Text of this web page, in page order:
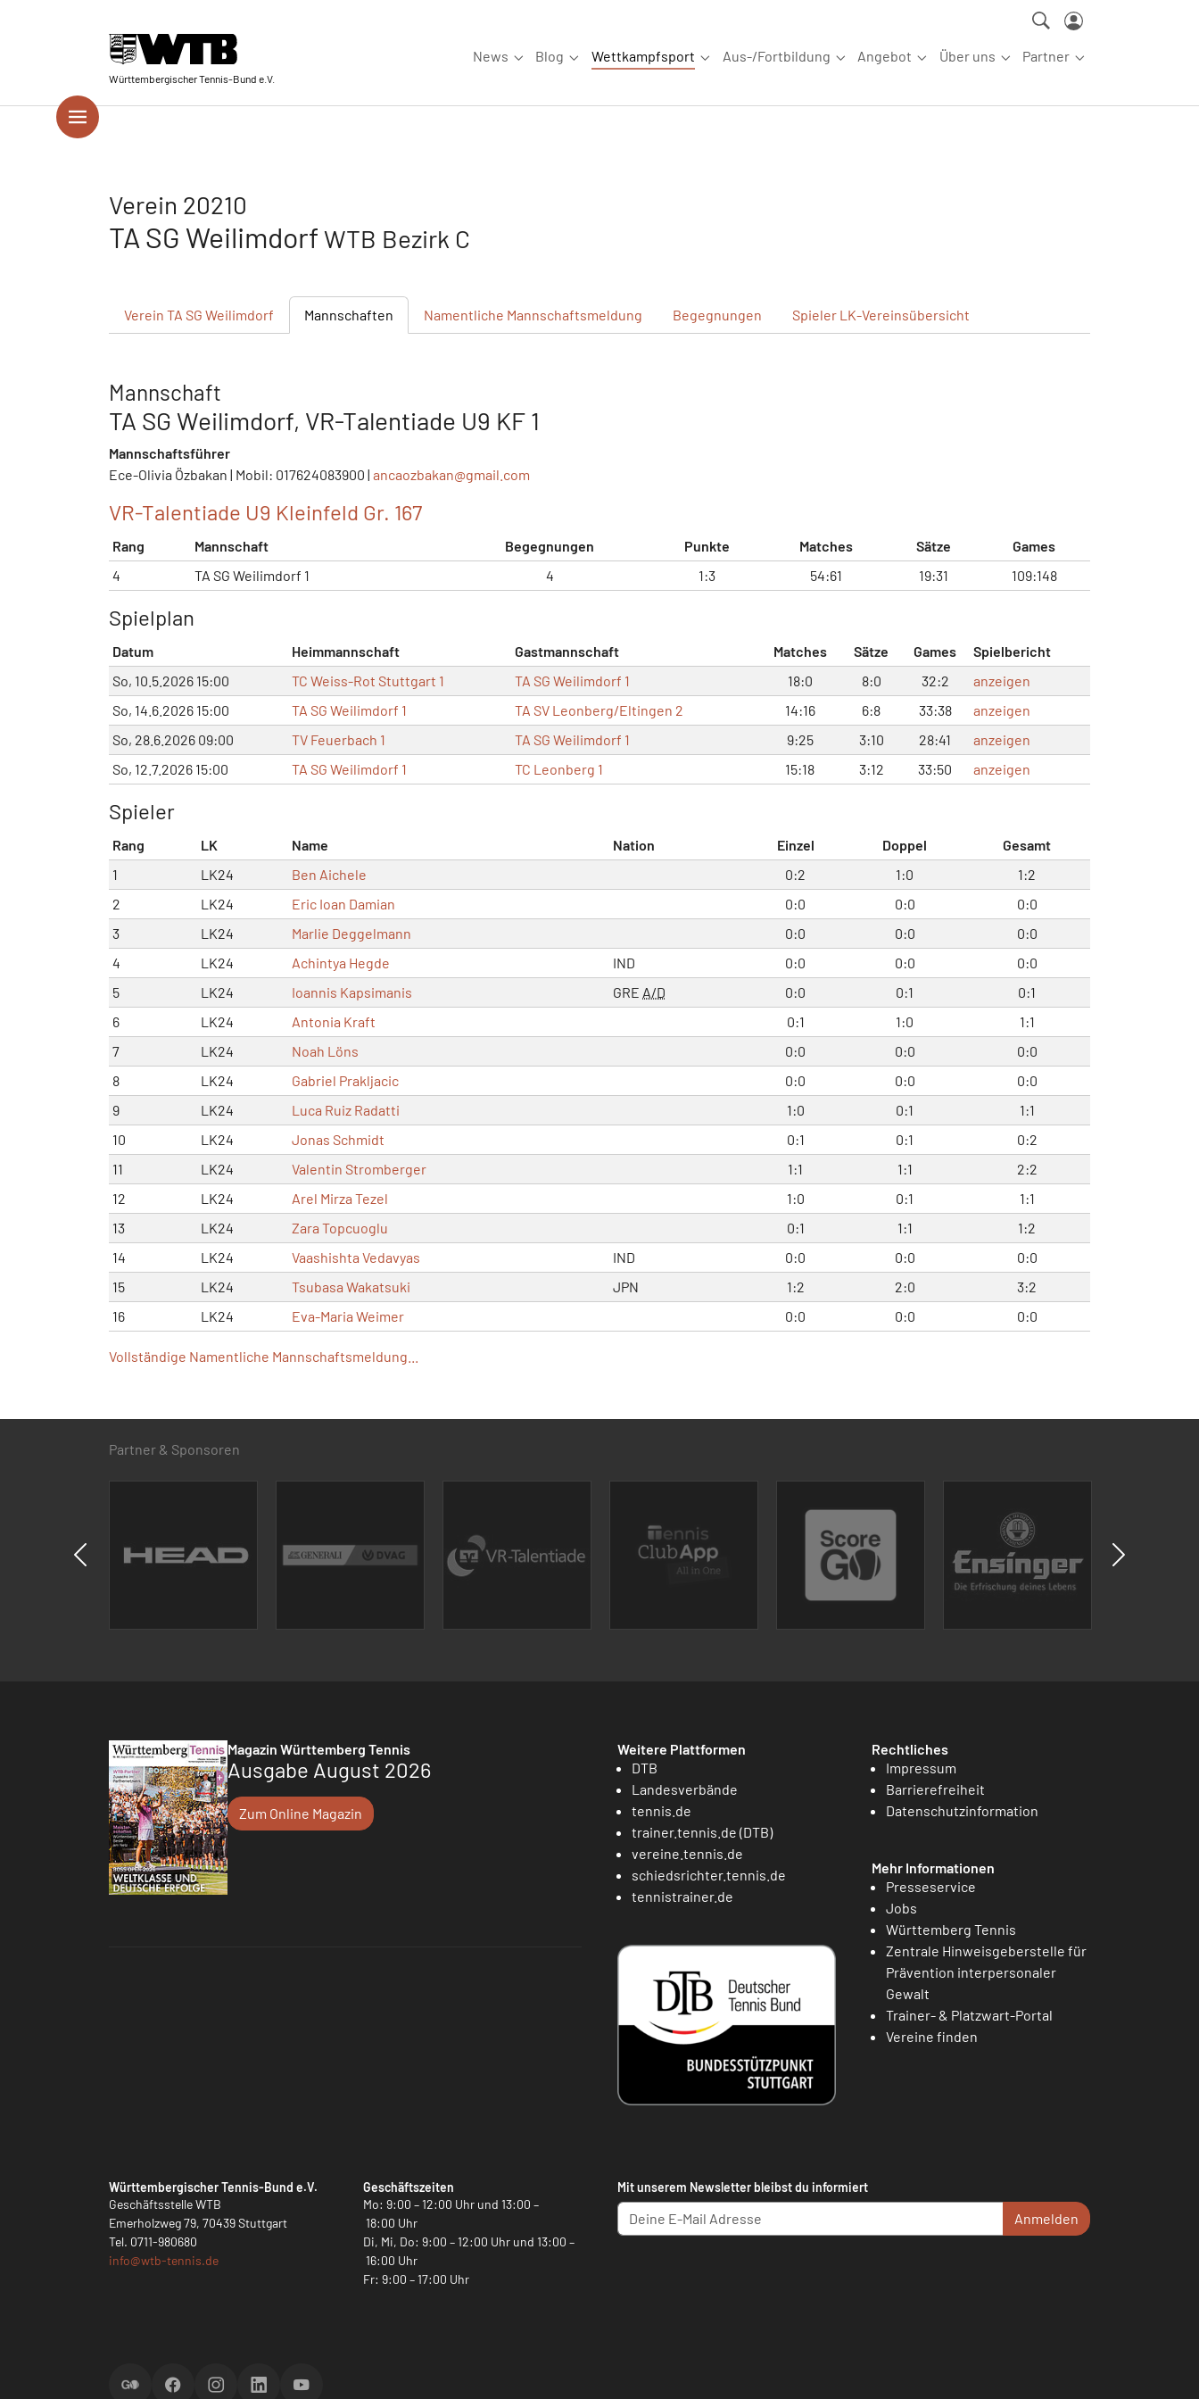
Württembergischer Tennis-Bund e.V.
News
Submenu for "News"
Blog
Submenu for "Blog"
Wettkampfsport
Submenu for "Wettkampfsport"
Aus-/Fortbildung
Submenu for "Aus-/Fortbildung"
Angebot
Submenu for "Angebot"
Über uns
Submenu for "Über uns"
Partner
Submenu for
Verein 20210
TA SG Weilimdorf WTB Bezirk C
Verein TA SG Weilimdorf Mannschaften Namentliche Mannschaftsmeldung Begegnungen Spieler LK-Vereinsübersicht
Mannschaft
TA SG Weilimdorf, VR-Talentiade U9 KF 1
Mannschaftsführer
Ece-Olivia Özbakan | Mobil: 017624083900 | ancaozbakan@gmail.com
VR-Talentiade U9 Kleinfeld Gr. 167
Rang Mannschaft Begegnungen Punkte Matches Sätze
Games
4
TA SG Weilimdorf 1 4 1:3 54:61 19:31 109:148
Spielplan
Datum Heimmannschaft Gastmannschaft Matches Sätze Games
Spielbericht
So, 10.5.2026 15:00
TC Weiss-Rot Stuttgart 1 TA SG Weilimdorf 1 18:0 8:0 32:2
anzeigen
So, 14.6.2026 15:00
TA SG Weilimdorf 1 TA SV Leonberg/Eltingen 2 14:16 6:8 33:38
anzeigen
So, 28.6.2026 09:00
TV Feuerbach 1 TA SG Weilimdorf 1 9:25 3:10 28:41
anzeigen
So, 12.7.2026 15:00
TA SG Weilimdorf 1 TC Leonberg 1 15:18 3:12 33:50 anzeigen
Spieler
Rang LK Name Nation Einzel Doppel
Gesamt
1
LK24 Ben Aichele 0:2 1:0
1:2
2
LK24 Eric Ioan Damian 0:0 0:0
0:0
3
LK24 Marlie Deggelmann 0:0 0:0
0:0
4
LK24 Achintya Hegde IND 0:0 0:0
0:0
5
LK24 Ioannis Kapsimanis GRE A/D 0:0 0:1
0:1
6
LK24 Antonia Kraft 0:1 1:0
1:1
7
LK24 Noah Löns 0:0 0:0
0:0
8
LK24 Gabriel Prakljacic 0:0 0:0
0:0
9
LK24 Luca Ruiz Radatti 1:0 0:1
1:1
10
LK24 Jonas Schmidt 0:1 0:1
0:2
11
LK24 Valentin Stromberger 1:1 1:1
2:2
12
LK24 Arel Mirza Tezel 1:0 0:1
1:1
13
LK24 Zara Topcuoglu 0:1 1:1
1:2
14
LK24 Vaashishta Vedavyas IND 0:0 0:0
0:0
15
LK24 Tsubasa Wakatsuki JPN 1:2 2:0
3:2
16
LK24 Eva-Maria Weimer 0:0 0:0 0:0
Vollständige Namentliche Mannschaftsmeldung...
Partner & Sponsoren
Magazin Württemberg Tennis
Ausgabe August 2026
Zum Online Magazin
Weitere Plattformen
DTB
Landesverbände
tennis.de
trainer.tennis.de (DTB)
vereine.tennis.de
schiedsrichter.tennis.de
tennistrainer.de
Rechtliches
Impressum
Barrierefreiheit
Datenschutzinformation
Mehr Informationen
Presseservice
Jobs
Württemberg Tennis
Zentrale Hinweisgeberstelle für
Prävention interpersonaler
Gewalt
Trainer- & Platzwart-Portal
Vereine finden
Württembergischer Tennis-Bund e.V.
Geschäftsstelle WTB
Emerholzweg 79, 70439 Stuttgart
Tel. 0711-980680
info@wtb-tennis.de
Geschäftszeiten
Mo: 9:00 – 12:00 Uhr und 13:00 –
18:00 Uhr
Di, Mi, Do: 9:00 – 12:00 Uhr und 13:00 –
16:00 Uhr
Fr: 9:00 – 17:00 Uhr
Mit unserem Newsletter bleibst du informiert
Anmelden
ScoreGOFacebookInstagramLinkedInYouTube